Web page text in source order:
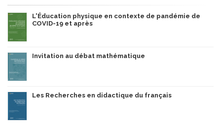
L'Éducation physique en contexte de pandémie de
COVID-19 et après
Invitation au débat mathématique
Les Recherches en didactique du français